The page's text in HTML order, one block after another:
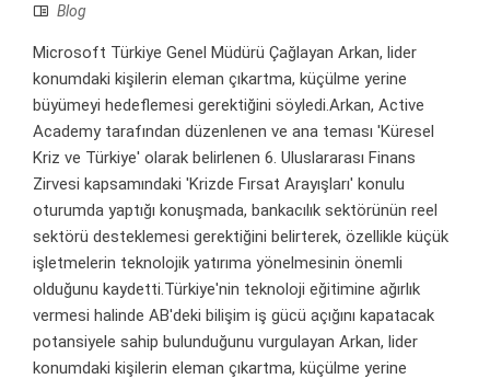
Blog
Microsoft Türkiye Genel Müdürü Çağlayan Arkan, lider
konumdaki kişilerin eleman çıkartma, küçülme yerine
büyümeyi hedeflemesi gerektiğini söyledi.Arkan, Active
Academy tarafından düzenlenen ve ana teması 'Küresel
Kriz ve Türkiye' olarak belirlenen 6. Uluslararası Finans
Zirvesi kapsamındaki 'Krizde Fırsat Arayışları' konulu
oturumda yaptığı konuşmada, bankacılık sektörünün reel
sektörü desteklemesi gerektiğini belirterek, özellikle küçük
işletmelerin teknolojik yatırıma yönelmesinin önemli
olduğunu kaydetti.Türkiye'nin teknoloji eğitimine ağırlık
vermesi halinde AB'deki bilişim iş gücü açığını kapatacak
potansiyele sahip bulunduğunu vurgulayan Arkan, lider
konumdaki kişilerin eleman çıkartma, küçülme yerine